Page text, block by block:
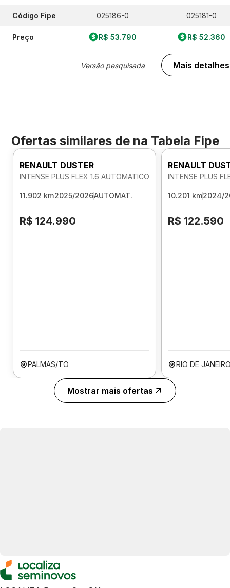
Código Fipe
Preço
025186-0
R$ 53.790
Versão pesquisada
025181-0
R$ 52.360
Mais detalhes
Ofertas similares de na Tabela Fipe
RENAULT DUSTER
INTENSE PLUS FLEX 1.6 AUTOMATICO
11.902 km2025/2026AUTOMAT.
R$ 124.990
PALMAS/TO
RENAULT
INTENSE PLUS
10.201 km2024/
R$ 122.590
RIO DE
Mostrar mais ofertas